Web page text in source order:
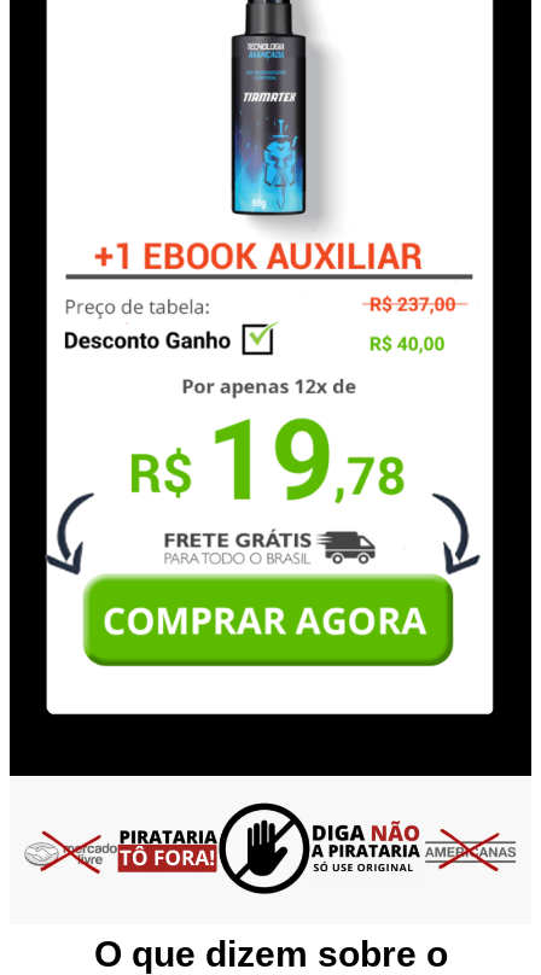
O que dizem sobre o